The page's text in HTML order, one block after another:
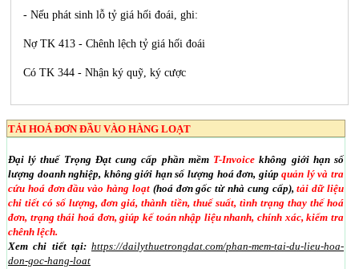
- Nếu phát sinh lỗ tỷ giá hối đoái, ghi:
Nợ TK 413 - Chênh lệch tỷ giá hối đoái
Có TK 344 - Nhận ký quỹ, ký cược
TẢI HOÁ ĐƠN ĐẦU VÀO HÀNG LOẠT
Đại lý thuế Trọng Đạt cung cấp phần mềm T-Invoice không giới hạn số
lượng doanh nghiệp, không giới hạn số lượng hoá đơn, giúpquản lý và tra
cứu hoá đơn đầu vào hàng loạt(hoá đơn gốc từ nhà cung cấp),tải dữ liệu
chi tiết có số lượng, đơn giá, thành tiền, thuế suất, tình trạng thay thế hoá
đơn, trạng thái hoá đơn, giúp kế toán nhập liệu nhanh, chính xác, kiểm tra
chênh lệch.
Xem chi tiết tại: https://dailythuetrongdat.com/phan-mem-tai-du-lieu-hoa-
don-goc-hang-loat